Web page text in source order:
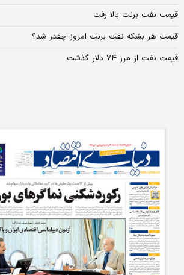
قیمت نفت برنت بالا رفت
قیمت هر بشکه نفت برنت امروز چقدر شد؟
قیمت نفت از مرز ۷۴ دلار گذشت